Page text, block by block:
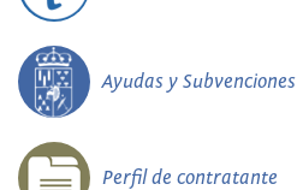
Ayudas y Subvenciones
Perfil de contratante